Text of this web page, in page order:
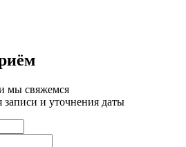
мы свяжемся
и уточнения даты